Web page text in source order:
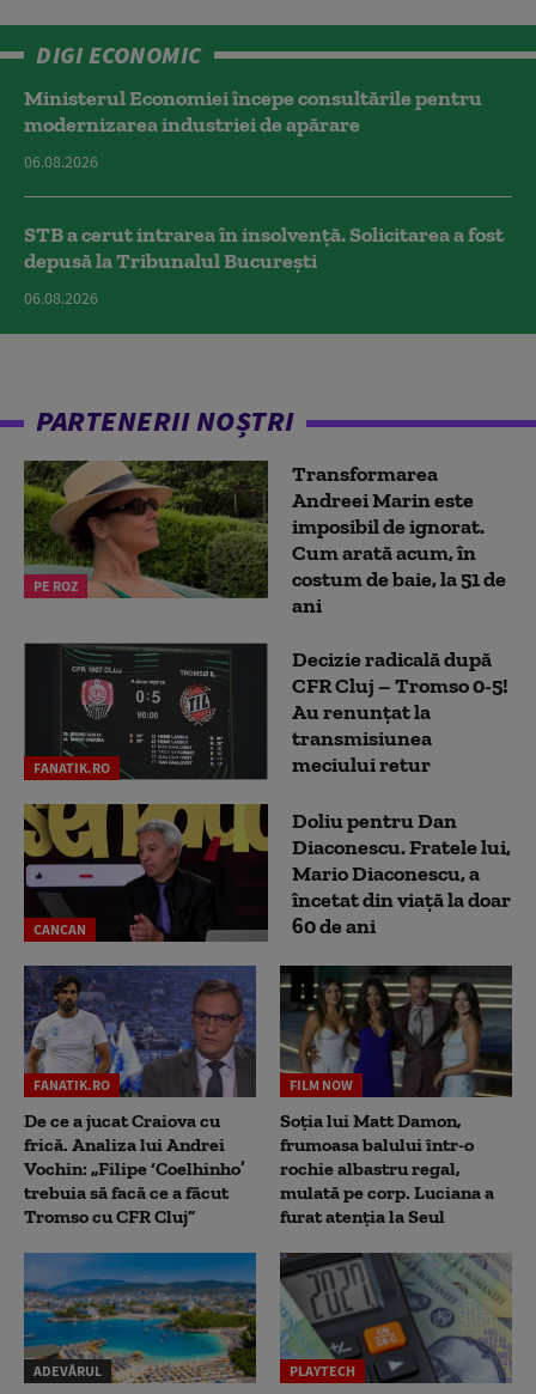
DIGI ECONOMIC
Ministerul Economiei începe consultările pentru
modernizarea industriei de apărare
06.08.2026
STB a cerut intrarea în insolvență. Solicitarea a fost
depusă la Tribunalul București
06.08.2026
PARTENERII NOȘTRI
PE ROZ
Transformarea
Andreei Marin este
imposibil de ignorat.
Cum arată acum, în
costum de baie, la 51 de
ani
FANATIK.RO
Decizie radicală după
CFR Cluj – Tromso 0-5!
Au renunțat la
transmisiunea
meciului retur
CANCAN
Doliu pentru Dan
Diaconescu. Fratele lui,
Mario Diaconescu, a
încetat din viață la doar
60 de ani
FANATIK.RO
De ce a jucat Craiova cu
frică. Analiza lui Andrei
Vochin: „Filipe ‘Coelhinho’
trebuia să facă ce a făcut
Tromso cu CFR Cluj”
FILM NOW
Soția lui Matt Damon,
frumoasa balului într-o
rochie albastru regal,
mulată pe corp. Luciana a
furat atenția la Seul
ADEVĂRUL PLAYTECH